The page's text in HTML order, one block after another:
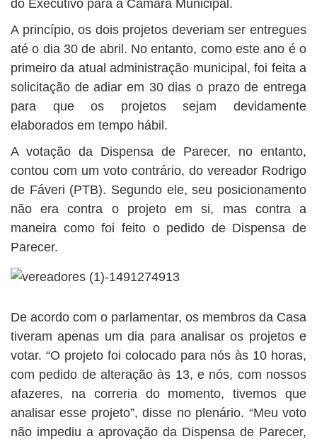
do Executivo para a Câmara Municipal.
A princípio, os dois projetos deveriam ser entregues
até o dia 30 de abril. No entanto, como este ano é o
primeiro da atual administração municipal, foi feita a
solicitação de adiar em 30 dias o prazo de entrega
para que os projetos sejam devidamente
elaborados em tempo hábil.
A votação da Dispensa de Parecer, no entanto,
contou com um voto contrário, do vereador Rodrigo
de Fáveri (PTB). Segundo ele, seu posicionamento
não era contra o projeto em si, mas contra a
maneira como foi feito o pedido de Dispensa de
Parecer.
De acordo com o parlamentar, os membros da Casa
tiveram apenas um dia para analisar os projetos e
votar. “O projeto foi colocado para nós às 10 horas,
com pedido de alteração às 13, e nós, com nossos
afazeres, na correria do momento, tivemos que
analisar esse projeto”, disse no plenário. “Meu voto
não impediu a aprovação da Dispensa de Parecer,